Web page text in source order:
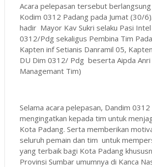
Acara pelepasan tersebut berlangsung
Kodim 0312 Padang pada Jumat (30/
hadir Mayor Kav Sukri selaku Pasi
0312/Pdg sekaligus Pembina Tim
Kapten inf Setianis Danramil 05,
DU Dim 0312/ Pdg beserta Aipda
Managemant Tim)
Selama acara pelepasan, Dandim 0312
mengingatkan kepada tim untuk
Kota Padang. Serta memberikan
seluruh pemain dan tim untuk
yang terbaik bagi Kota Padang
Provinsi Sumbar umumnya di Kanca